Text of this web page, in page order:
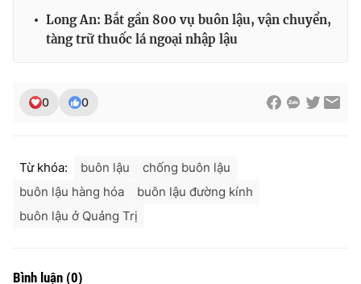
Ðiện thoại Thời báo VTV:
toasoan@vtv.vn
® Cấm sao chép dưới mọi hình thức nếu không có sự chấp
Long An: Bắt gần 800 vụ buôn lậu, vận chuyển,
tàng trữ thuốc lá ngoại nhập lậu
0 0
Từ khóa: buôn lậu
chống buôn lậu
buôn lậu hàng hóa
buôn lậu đường kính
buôn lậu ở Quảng Trị
Bình luận (0)